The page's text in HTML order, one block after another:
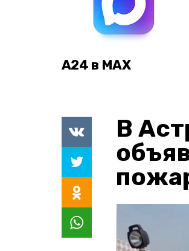
А24 в MAX
В